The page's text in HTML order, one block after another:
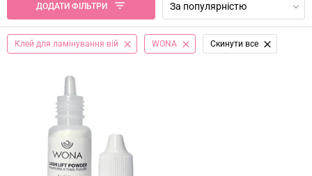
ДОДАТИ ФІЛЬТРИ За популярністю
Клей для ламінування вій WONA Cкинути все